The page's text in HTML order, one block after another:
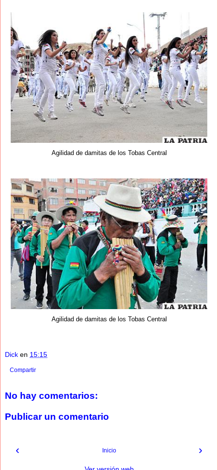
Agilidad de damitas de los Tobas Central
Agilidad de damitas de los Tobas Central
Dick en 15:15
Compartir
No hay comentarios:
Publicar un comentario
‹ ›
Inicio